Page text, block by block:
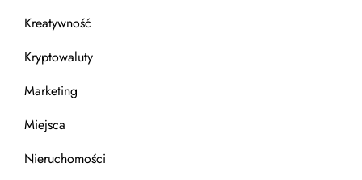
Kreatywność
Kryptowaluty
Marketing
Miejsca
Nieruchomości